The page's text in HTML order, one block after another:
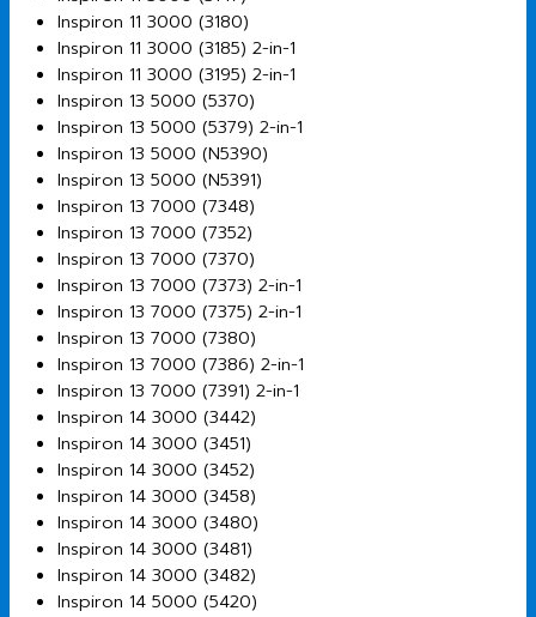
Inspiron 11 3000 (3180)
Inspiron 11 3000 (3185) 2-in-1
Inspiron 11 3000 (3195) 2-in-1
Inspiron 13 5000 (5370)
Inspiron 13 5000 (5379) 2-in-1
Inspiron 13 5000 (N5390)
Inspiron 13 5000 (N5391)
Inspiron 13 7000 (7348)
Inspiron 13 7000 (7352)
Inspiron 13 7000 (7370)
Inspiron 13 7000 (7373) 2-in-1
Inspiron 13 7000 (7375) 2-in-1
Inspiron 13 7000 (7380)
Inspiron 13 7000 (7386) 2-in-1
Inspiron 13 7000 (7391) 2-in-1
Inspiron 14 3000 (3442)
Inspiron 14 3000 (3451)
Inspiron 14 3000 (3452)
Inspiron 14 3000 (3458)
Inspiron 14 3000 (3480)
Inspiron 14 3000 (3481)
Inspiron 14 3000 (3482)
Inspiron 14 5000 (5420)